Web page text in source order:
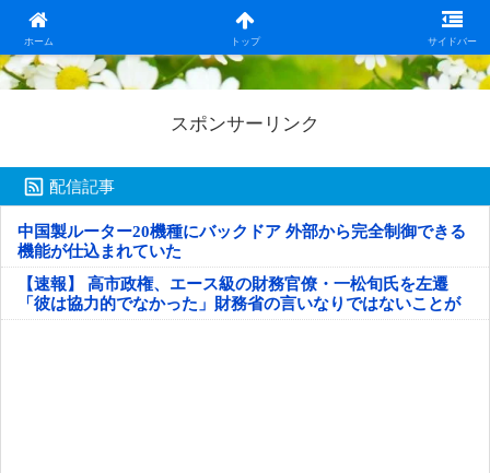
ホーム トップ サイドバー
日本第一！ニュース録
スポンサーリンク
配信記事
中国製ルーター20機種にバックドア 外部から完全制御できる
機能が仕込まれていた
【速報】 高市政権、エース級の財務官僚・一松旬氏を左遷
「彼は協力的でなかった」財務省の言いなりではないことが
判明